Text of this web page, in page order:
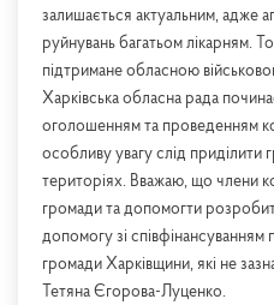
залишається актуальним, адже
руйнувань багатьом лікарням.
підтримане обласною
Харківська обласна рада
оголошенням та проведенням
особливу увагу слід приділити
територіях. Вважаю, що члени
громади та допомогти
допомогу зі співфінансуванням
громади Харківщини, які не
Тетяна Єгорова-Луценко.